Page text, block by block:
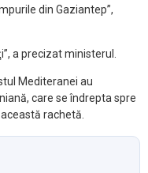
din Gaziantep”,
a precizat ministerul.
Mediteranei au
care se îndrepta spre
rachetă.